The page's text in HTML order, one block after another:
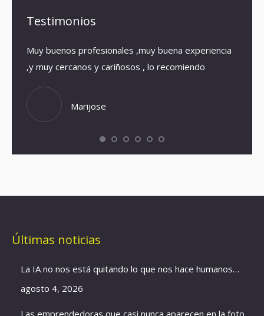
Testimonios
Muy buenos profesionales ,muy buena experiencia
,y muy cercanos y cariñosos , lo recomiendo
Marijose
Últimas noticias
La IA no nos está quitando lo que nos hace humanos…
agosto 4, 2026
Las emprendedoras que casi nunca aparecen en la foto